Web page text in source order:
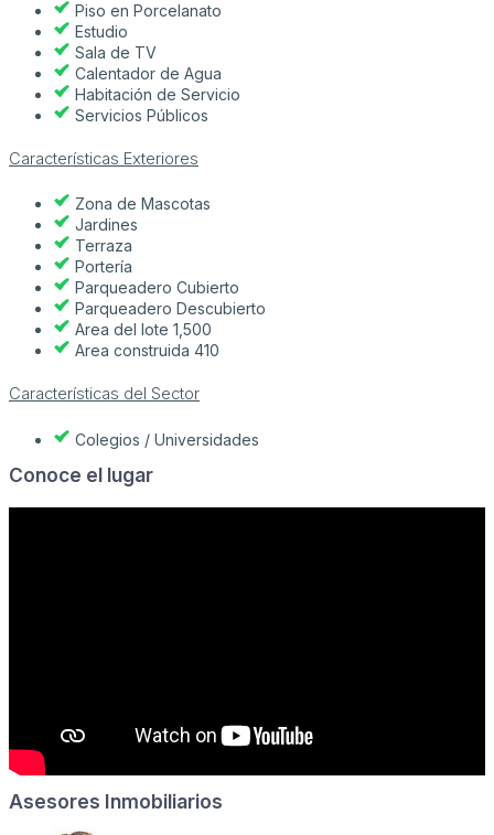
Piso en Porcelanato
Estudio
Sala de TV
Calentador de Agua
Habitación de Servicio
Servicios Públicos
Características Exteriores
Zona de Mascotas
Jardines
Terraza
Portería
Parqueadero Cubierto
Parqueadero Descubierto
Area del lote 1,500
Area construida 410
Características del Sector
Colegios / Universidades
Conoce el lugar
Asesores Inmobiliarios